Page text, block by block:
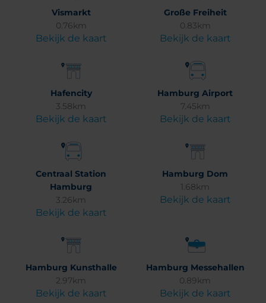
Vismarkt
0.76km
Bekijk de kaart
Große Freiheit
0.83km
Bekijk de kaart
Hafencity
3.58km
Bekijk de kaart
Hamburg Airport
7.45km
Bekijk de kaart
Centraal Station
Hamburg
3.26km
Bekijk de kaart
Hamburg Dom
1.68km
Bekijk de kaart
Hamburg Kunsthalle
2.97km
Bekijk de kaart
Hamburg Messehallen
0.89km
Bekijk de kaart